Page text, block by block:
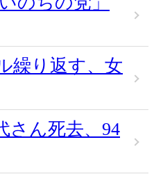
繰り返す、女
さん死去、94